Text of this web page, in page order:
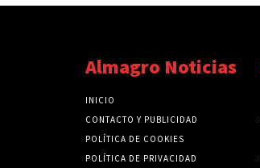
Almagro Noticias
INICIO
CONTACTO Y PUBLICIDAD
POLÍTICA DE COOKIES
POLÍTICA DE PRIVACIDAD